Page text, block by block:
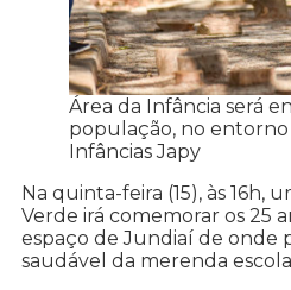
Área da Infância será
população, no entorno
Infâncias Japy
Na quinta-feira (15), às 16h,
Verde irá comemorar os 25
espaço de Jundiaí de onde
saudável da merenda